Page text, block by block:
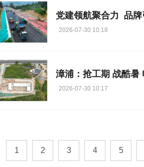
党建领航聚合力 品牌
2026-07-30 10:18
漳浦：抢工期 战酷暑
2026-07-30 10:17
1 2 3 4 5